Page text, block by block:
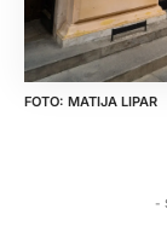
MATIJA LIPAR
-